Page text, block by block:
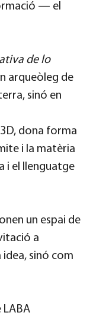
— el
de lo
arqueòleg de
sinó en
dona forma
i la matèria
i el llenguatge
un espai de
a
sinó com